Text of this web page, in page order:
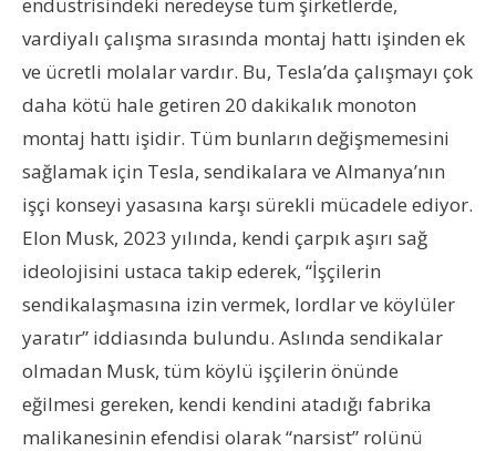
vardiyalı çalışma sırasında montaj hattı işinden ek
ve ücretli molalar vardır. Bu, Tesla’da çalışmayı çok
daha kötü hale getiren 20 dakikalık monoton
montaj hattı işidir. Tüm bunların değişmemesini
sağlamak için Tesla, sendikalara ve Almanya’nın
işçi konseyi yasasına karşı sürekli mücadele ediyor.
Elon Musk, 2023 yılında, kendi çarpık aşırı sağ
ideolojisini ustaca takip ederek, “İşçilerin
sendikalaşmasına izin vermek, lordlar ve köylüler
yaratır” iddiasında bulundu. Aslında sendikalar
olmadan Musk, tüm köylü işçilerin önünde
eğilmesi gereken, kendi kendini atadığı fabrika
malikanesinin efendisi olarak “narsist” rolünü